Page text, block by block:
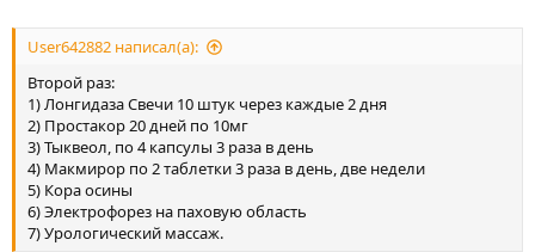
User642882 написал(а):
Второй раз:
1) Лонгидаза Свечи 10 штук через каждые 2 дня
2) Простакор 20 дней по 10мг
3) Тыквеол, по 4 капсулы 3 раза в день
4) Макмирор по 2 таблетки 3 раза в день, две недели
5) Кора осины
6) Электрофорез на паховую область
7) Урологический массаж.